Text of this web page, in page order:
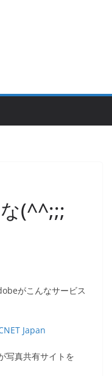
(^^;;;
がこんなサービス
Japan
写真共有サイトを